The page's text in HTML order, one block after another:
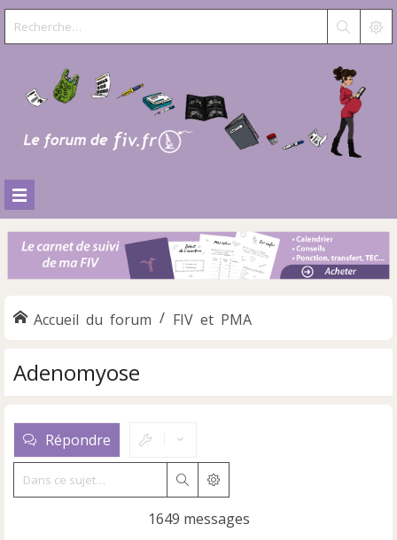
Accueil du forum FIV et PMA
Adenomyose
Répondre
RechercherRecherche avancée
1649 messages